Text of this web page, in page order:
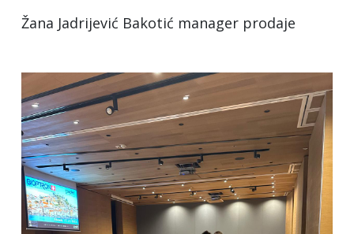
Žana Jadrijević Bakotić manager prodaje